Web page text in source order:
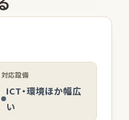
対応設備
ICT・環境ほか幅広
い